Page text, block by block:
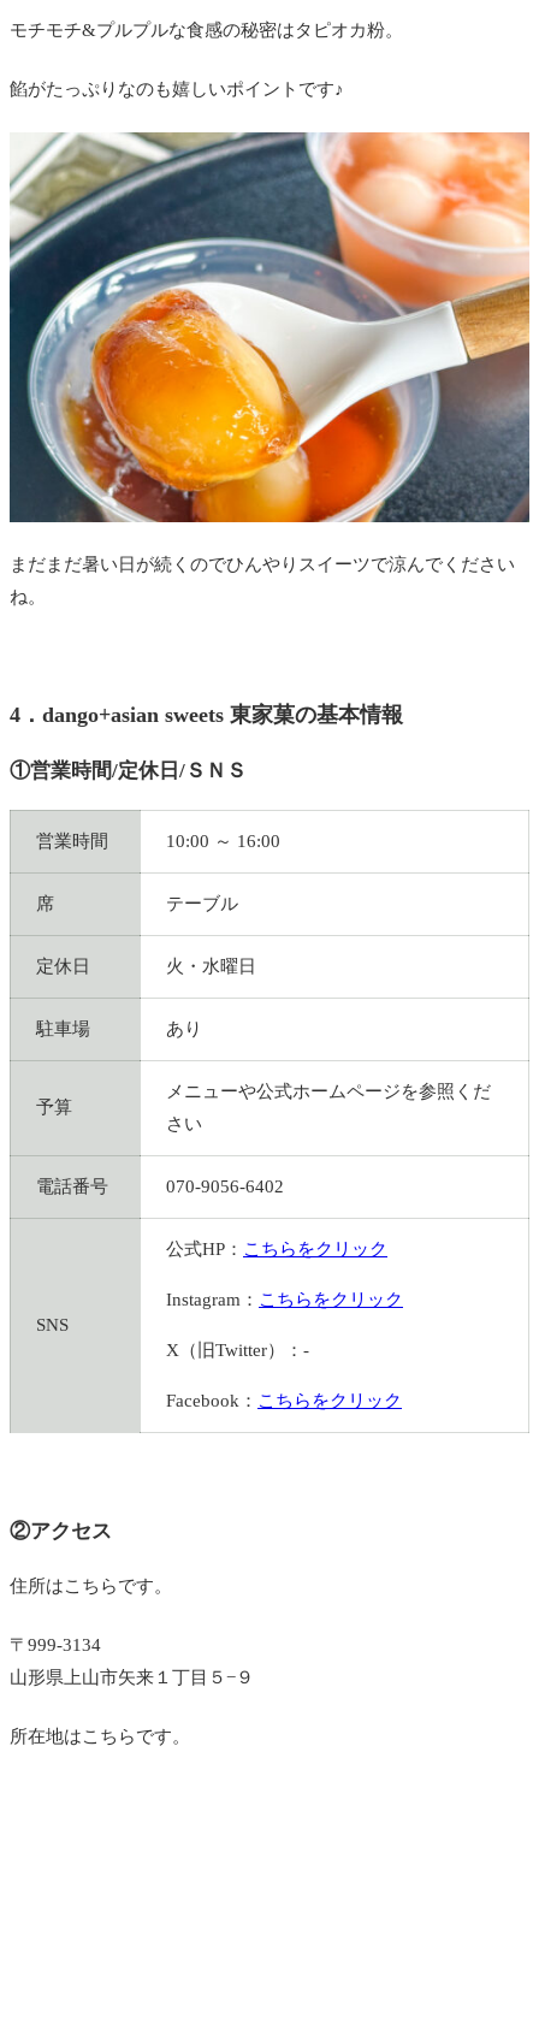
モチモチ&プルプルな食感の秘密はタピオカ粉。
餡がたっぷりなのも嬉しいポイントです♪
まだまだ暑い日が続くのでひんやりスイーツで涼んでください
ね。
4．dango+asian sweets 東家菓の基本情報
①営業時間/定休日/ＳＮＳ
営業時間 10:00 ～ 16:00
席 テーブル
定休日 火・水曜日
駐車場 あり
予算
メニューや公式ホームページを参照くだ
さい
電話番号 070-9056-6402
SNS
公式HP： こちらをクリック
Instagram： こちらをクリック
X（旧Twitter）：-
Facebook： こちらをクリック
②アクセス
住所はこちらです。
〒999-3134
山形県上山市矢来１丁目５−９
所在地はこちらです。